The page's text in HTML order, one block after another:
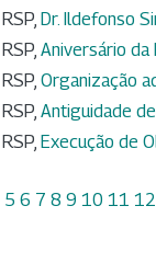
Dr. Ildefonso
Aniversário da
Organização
Antiguidade
Execução de
5 6 7 8 9 10 11 12